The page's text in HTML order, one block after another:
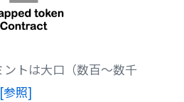
トは大口（数百〜数千
[参照]